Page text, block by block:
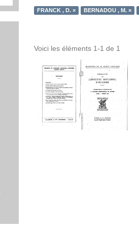
FRANCK , D. × BERNADOU , M. ×
Voici les éléments 1-1 de 1